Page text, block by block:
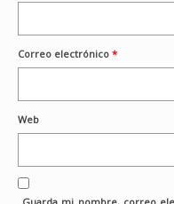
Correo electrónico *
Web